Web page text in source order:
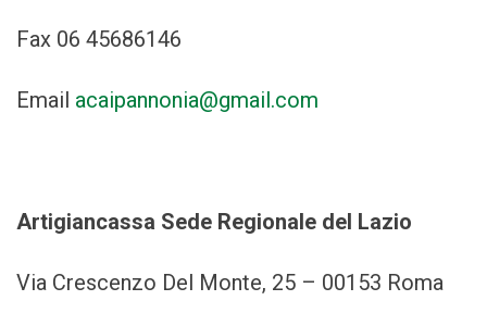
Fax 06 45686146
Email acaipannonia@gmail.com
Artigiancassa Sede Regionale del Lazio
Via Crescenzo Del Monte, 25 – 00153 Roma